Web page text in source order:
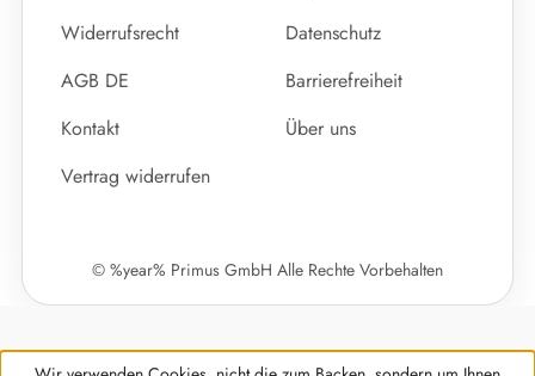
Widerrufsrecht
Datenschutz
AGB DE
Barrierefreiheit
Kontakt
Über uns
Vertrag widerrufen
© %year% Primus GmbH Alle Rechte Vorbehalten